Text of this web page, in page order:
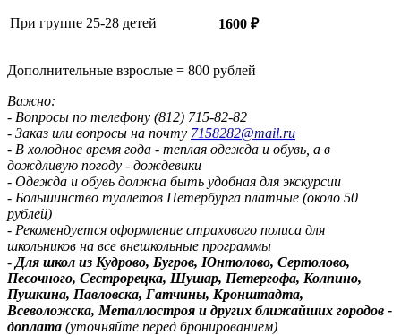
При группе 25-28 детей 1600 ₽
Дополнительные взрослые = 800 рублей
Важно:
- Вопросы по телефону (812) 715-82-82
- Заказ или вопросы на почту 7158282@mail.ru
- В холодное время года - теплая одежда и обувь, а в
дождливую погоду - дождевики
- Одежда и обувь должна быть удобная для экскурсии
- Большинство туалетов Петербурга платные (около 50
рублей)
- Рекомендуется оформление страхового полиса для
школьников на все внешкольные программы
- Для школ из Кудрово, Бугров, Юнтолово, Сертолово,
Песочного, Сестрорецка, Шушар, Петергофа, Колпино,
Пушкина, Павловска, Гатчины, Кронштадта,
Всеволожска, Металлостроя и других ближайших городов -
доплата (уточняйте перед бронированием)